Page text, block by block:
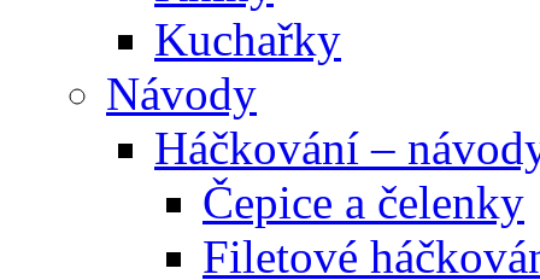
Kuchařky
Návody
Háčkování –
Čepice a čelenky
Filetové